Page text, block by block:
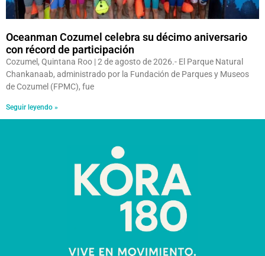
Oceanman Cozumel celebra su décimo aniversario
con récord de participación
Cozumel, Quintana Roo | 2 de agosto de 2026.- El Parque Natural
Chankanaab, administrado por la Fundación de Parques y Museos
de Cozumel (FPMC), fue
Seguir leyendo »